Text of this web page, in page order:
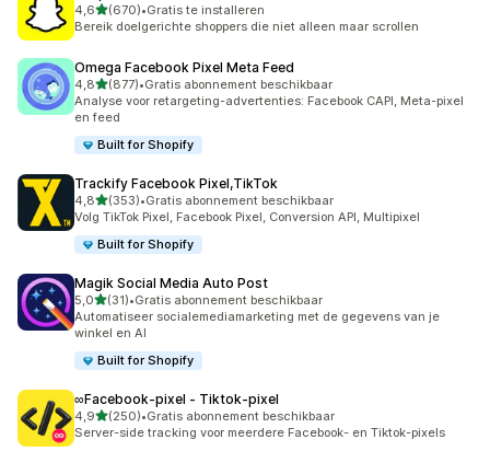
4,6van 5 sterren
(670)
670 recensies in totaal
•Gratis te installeren
Bereik doelgerichte shoppers die niet alleen maar scrollen
Omega Facebook Pixel Meta Feed
4,8van 5 sterren
(877)
877 recensies in totaal
•Gratis abonnement beschikbaar
Analyse voor retargeting-advertenties: Facebook CAPI, Meta-pixel
en feed
Built for Shopify
Trackify Facebook Pixel,TikTok
4,8van 5 sterren
(353)
353 recensies in totaal
•Gratis abonnement beschikbaar
Volg TikTok Pixel, Facebook Pixel, Conversion API, Multipixel
Built for Shopify
Magik Social Media Auto Post
5,0van 5 sterren
(31)
31 recensies in totaal
•Gratis abonnement beschikbaar
Automatiseer socialemediamarketing met de gegevens van je
winkel en AI
Built for Shopify
∞Facebook‑pixel ‑ Tiktok‑pixel
4,9van 5 sterren
(250)
250 recensies in totaal
•Gratis abonnement beschikbaar
Server-side tracking voor meerdere Facebook- en Tiktok-pixels